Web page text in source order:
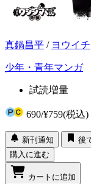
真鍋昌平 / ヨウイチ
少年・青年マンガ
試読増量
690/¥759(税込)
新刊通知
後
購入に進む
カートに追加